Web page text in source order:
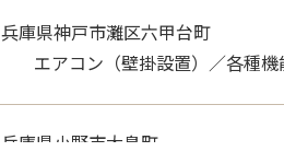
兵庫県加東市高岡
エアコン（壁掛設置）／一般
兵庫県神戸市灘区六甲台町